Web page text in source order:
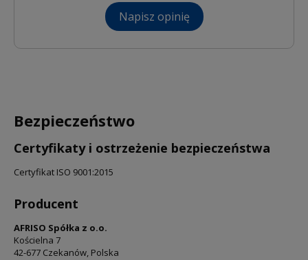
Napisz opinię
Bezpieczeństwo
Certyfikaty i ostrzeżenie bezpieczeństwa
Certyfikat ISO 9001:2015
Producent
AFRISO Spółka z o.o.
Kościelna 7
42-677 Czekanów, Polska